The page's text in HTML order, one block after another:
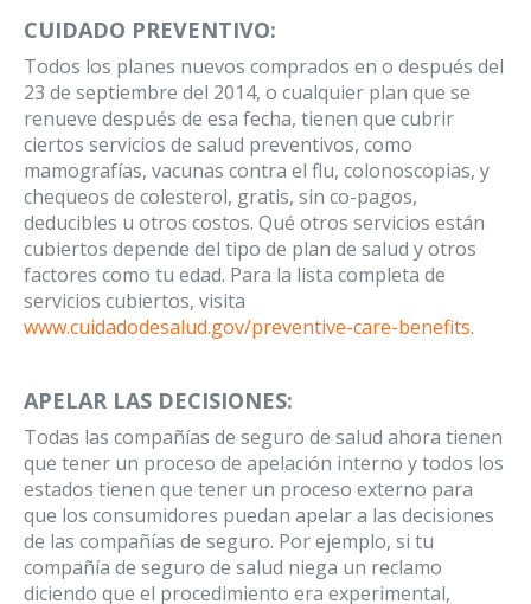
CUIDADO PREVENTIVO:
Todos los planes nuevos comprados en o después del
23 de septiembre del 2014, o cualquier plan que se
renueve después de esa fecha, tienen que cubrir
ciertos servicios de salud preventivos, como
mamografías, vacunas contra el flu, colonoscopias, y
chequeos de colesterol, gratis, sin co-pagos,
deducibles u otros costos. Qué otros servicios están
cubiertos depende del tipo de plan de salud y otros
factores como tu edad. Para la lista completa de
servicios cubiertos, visita
www.cuidadodesalud.gov/preventive-care-benefits.
APELAR LAS DECISIONES:
Todas las compañías de seguro de salud ahora tienen
que tener un proceso de apelación interno y todos los
estados tienen que tener un proceso externo para
que los consumidores puedan apelar a las decisiones
de las compañías de seguro. Por ejemplo, si tu
compañía de seguro de salud niega un reclamo
diciendo que el procedimiento era experimental,